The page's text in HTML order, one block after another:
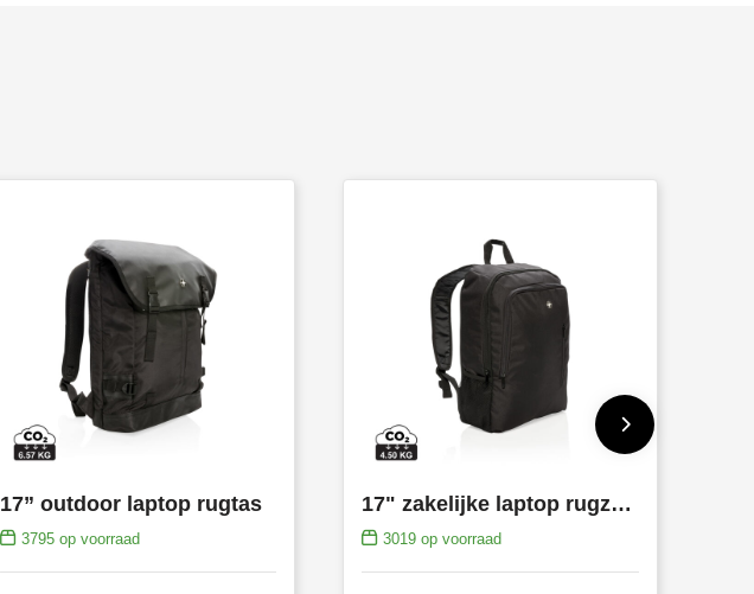
17” outdoor laptop rugtas
3795 op voorraad
17" zakelijke laptop rugzak PVC vrij
3019 op voorraad